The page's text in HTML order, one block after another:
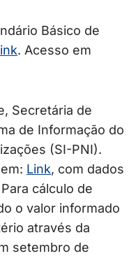
Básico de
. Acesso em
Secretária de
de Informação do
(SI-PNI).
Link, com dados
cálculo de
o valor informado
através da
setembro de